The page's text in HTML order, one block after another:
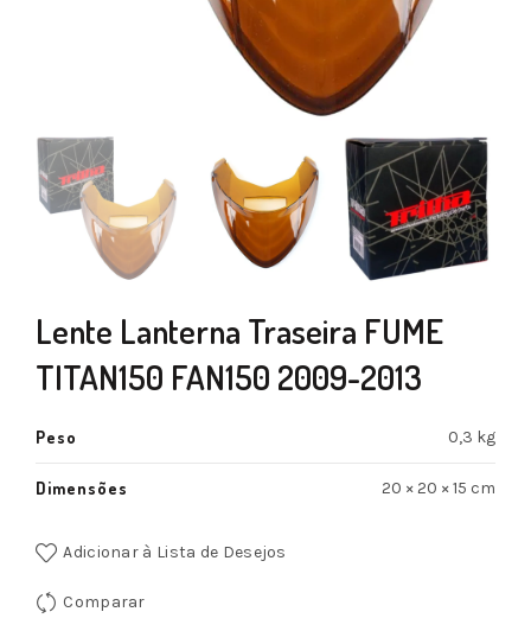
Lente Lanterna Traseira FUME
TITAN150 FAN150 2009-2013
Peso 0,3 kg
Dimensões 20 × 20 × 15 cm
Adicionar à Lista de Desejos
Comparar